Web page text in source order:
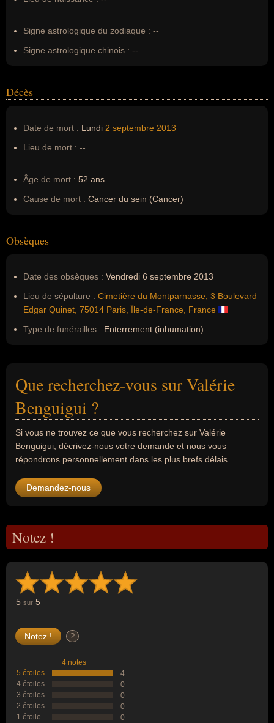
Signe astrologique du zodiaque : --
Signe astrologique chinois : --
Décès
Date de mort : Lundi 2 septembre 2013
Lieu de mort : --
Âge de mort : 52 ans
Cause de mort : Cancer du sein (Cancer)
Obsèques
Date des obsèques : Vendredi 6 septembre 2013
Lieu de sépulture : Cimetière du Montparnasse, 3 Boulevard
Edgar Quinet, 75014 Paris, Île-de-France, France
Type de funérailles : Enterrement (inhumation)
Que recherchez-vous sur Valérie
Benguigui ?
Si vous ne trouvez ce que vous recherchez sur Valérie
Benguigui, décrivez-nous votre demande et nous vous
répondrons personnellement dans les plus brefs délais.
Demandez-nous
Notez !
5 sur 5
?
4 notes
5 étoiles
4
4 étoiles
0
3 étoiles
0
2 étoiles
0
1 étoile
0